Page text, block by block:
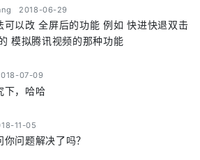
says:
2018-06-29
可以改 全屏后的功能 例如 快进快退双击
模拟腾讯视频的那种功能
07-09
下，哈哈
11-05
问题解决了吗？